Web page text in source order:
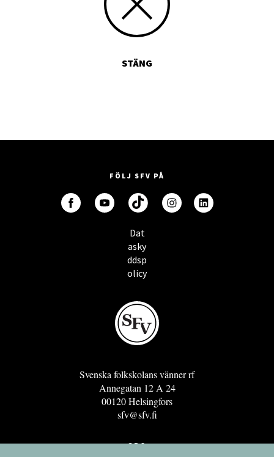
STÄNG
FÖLJ SFV PÅ
Dat
asky
ddsp
olicy
Svenska folkskolans vänner rf
Annegatan 12 A 24
00120 Helsingfors
sfv@sfv.fi
GRO